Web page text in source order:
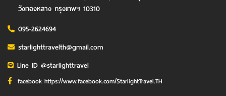
วังทองหลาง กรุงเทพฯ 10310
095-2624694
starlighttravelth@gmail.com
Line ID @starlighttravel
facebook https://www.facebook.com/StarlightTravel.TH